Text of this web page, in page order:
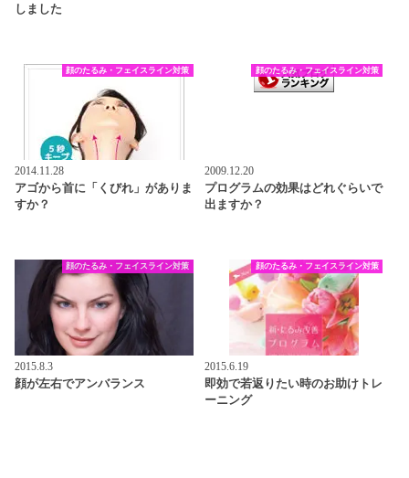
しました
顔のたるみ・フェイスライン対策
2014.11.28
アゴから首に「くびれ」がありま
すか？
顔のたるみ・フェイスライン対策
2009.12.20
プログラムの効果はどれぐらいで
出ますか？
顔のたるみ・フェイスライン対策
2015.8.3
顔が左右でアンバランス
顔のたるみ・フェイスライン対策
2015.6.19
即効で若返りたい時のお助けトレ
ーニング